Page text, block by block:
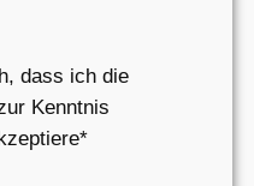
dass ich die
Kenntnis